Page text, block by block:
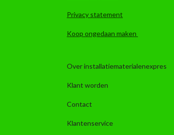
Privacy statement
Koop ongedaan maken
Over installatiematerialenexpres
Klant worden
Contact
Klantenservice